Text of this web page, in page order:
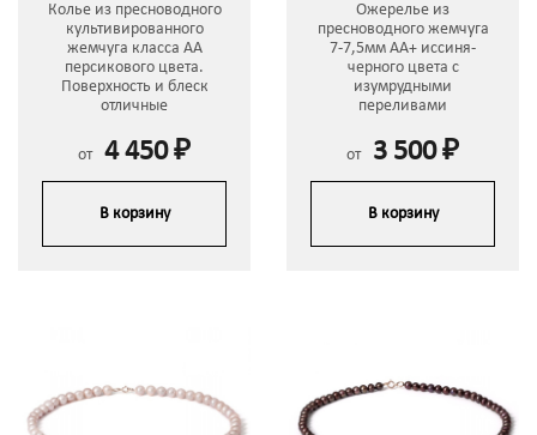
Колье из пресноводного
культивированного
жемчуга класса АА
персикового цвета.
Поверхность и блеск
отличные
от 4 450 ₽
В корзину
Ожерелье из
пресноводного жемчуга
7-7,5мм АА+ иссиня-
черного цвета с
изумрудными
переливами
от 3 500 ₽
В корзину